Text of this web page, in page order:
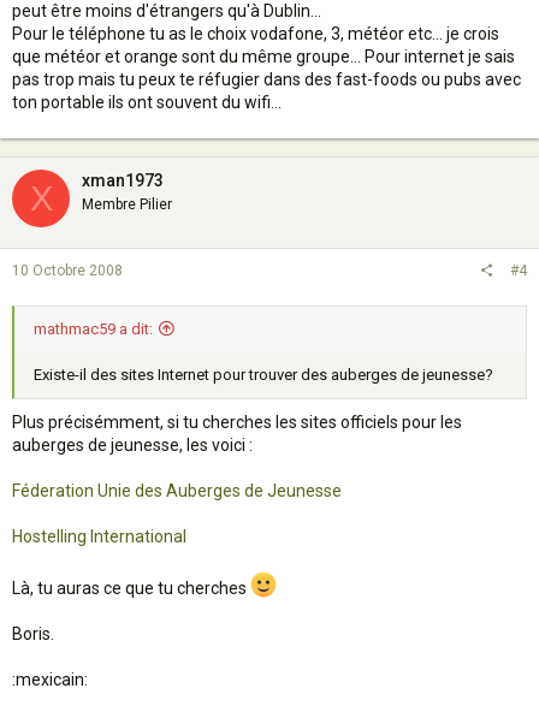
peut être moins d'étrangers qu'à Dublin...
Pour le téléphone tu as le choix vodafone, 3, météor etc... je crois
que météor et orange sont du même groupe... Pour internet je sais
pas trop mais tu peux te réfugier dans des fast-foods ou pubs avec
ton portable ils ont souvent du wifi...
X xman1973
Membre Pilier
10 Octobre 2008 #4
mathmac59 a dit:
Existe-il des sites Internet pour trouver des auberges de jeunesse?
Plus précisémment, si tu cherches les sites officiels pour les
auberges de jeunesse, les voici :
Féderation Unie des Auberges de Jeunesse
Hostelling International
Là, tu auras ce que tu cherches
Boris.
:mexicain: